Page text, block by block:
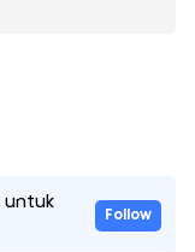
untuk
Follow